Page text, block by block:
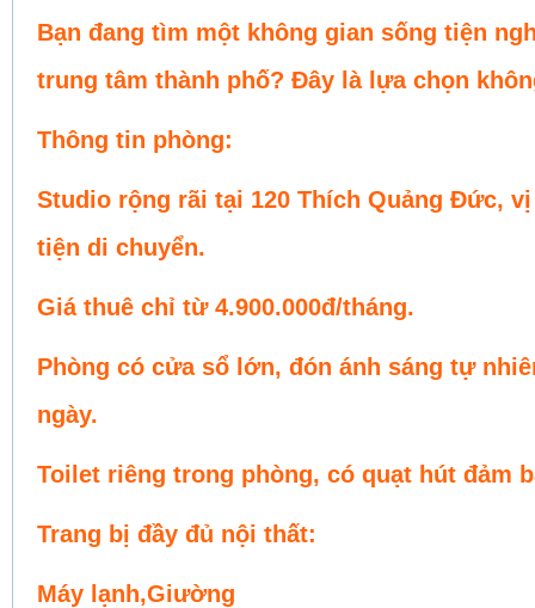
Bạn đang tìm một không gian sống tiện
trung tâm thành phố? Đây là lựa chọn
Thông tin phòng:
Studio rộng rãi tại 120 Thích Quảng Đức,
tiện di chuyển.
Giá thuê chỉ từ 4.900.000đ/tháng.
Phòng có cửa sổ lớn, đón ánh sáng tự
ngày.
Toilet riêng trong phòng, có quạt hút đảm
Trang bị đầy đủ nội thất:
Máy lạnh,Giường